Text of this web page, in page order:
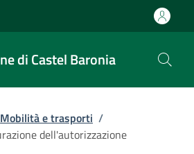
di Castel Baronia
Mobilità e trasporti /
dell'autorizzazione